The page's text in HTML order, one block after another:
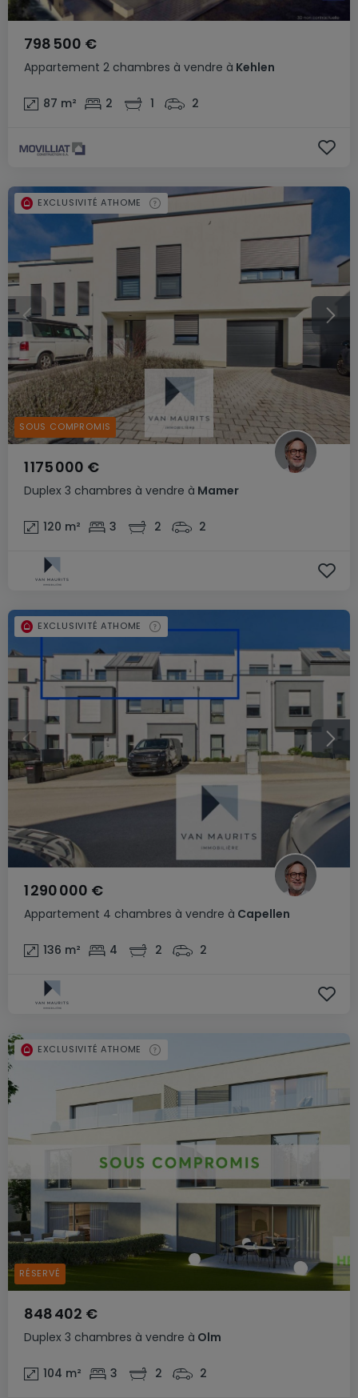
Appartement 2 chambres à vendre à Kehlen
798 500 €
87 m² 2 1 2
Duplex 3 chambres à vendre à Mamer
1 175 000 €
120 m² 3 2 2
EXCLUSIVITÉ ATHOME
SOUS COMPROMIS
Appartement 4 chambres à vendre à Capellen
1 290 000 €
136 m² 4 2 2
EXCLUSIVITÉ ATHOME
Duplex 3 chambres à vendre à Olm
848 402 €
104 m² 3 2 2
EXCLUSIVITÉ ATHOME
RÉSERVÉ